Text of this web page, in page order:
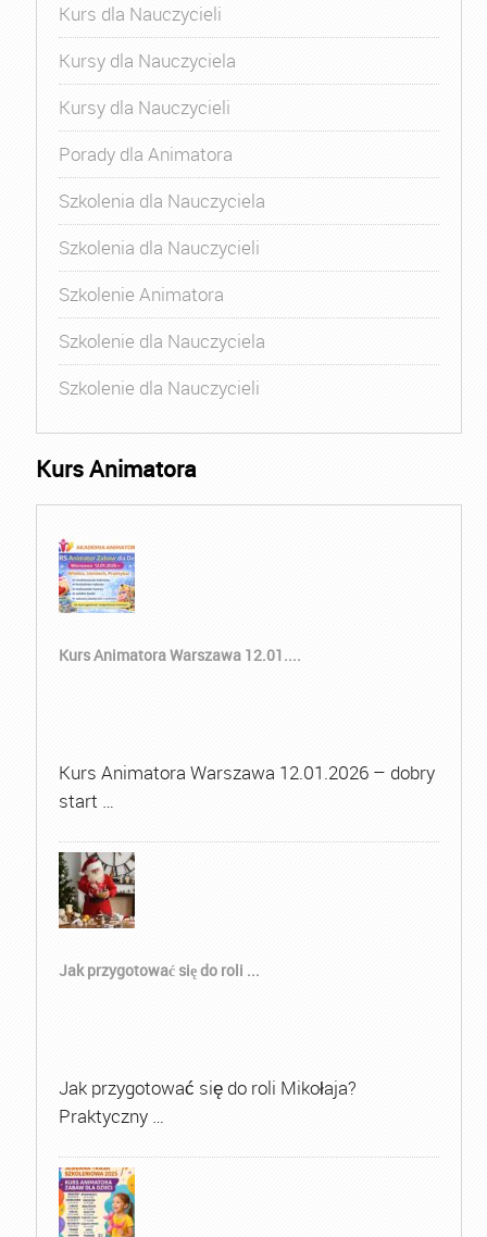
Kurs dla Nauczycieli
Kursy dla Nauczyciela
Kursy dla Nauczycieli
Porady dla Animatora
Szkolenia dla Nauczyciela
Szkolenia dla Nauczycieli
Szkolenie Animatora
Szkolenie dla Nauczyciela
Szkolenie dla Nauczycieli
Kurs Animatora
Kurs Animatora Warszawa 12.01....
Kurs Animatora Warszawa 12.01.2026 – dobry
start …
Jak przygotować się do roli ...
Jak przygotować się do roli Mikołaja?
Praktyczny …